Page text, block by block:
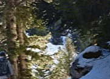
Menu
?>
Images de la page d'accueil
Cliquez pour éditer